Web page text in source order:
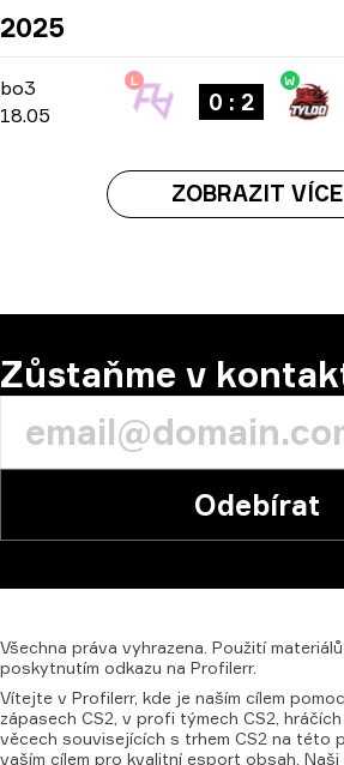
2025
bo3 -bo3
18.05
L
0 : 2
W
ZOBRAZIT VÍCE
Zůstaňme v
Odebírat
Všechna práva vyhrazena. Použití materiálů
poskytnutím odkazu na Profilerr.
Vítejte v Profilerr, kde je naším cílem
zápasech CS2, v profi týmech CS2,
věcech souvisejících s trhem CS2 na této
vaším cílem pro kvalitní esport obsah.